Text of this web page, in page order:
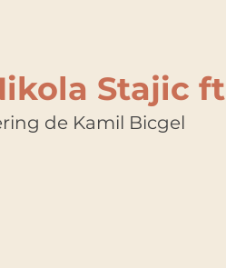
Stajic
de Kamil Bicgel